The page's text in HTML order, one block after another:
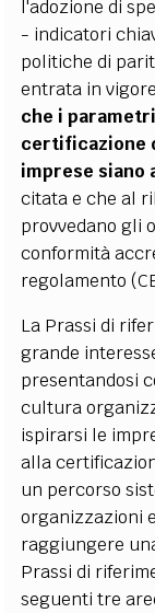
l'adozione di
- indicatori
politiche di
entrata in
che i
certificazione
imprese siano
citata e che al
provvedano gli
conformità
regolamento
La Prassi di
grande
presentandosi
cultura
ispirarsi le
alla
un percorso
organizzazioni
raggiungere
Prassi di
seguenti tre